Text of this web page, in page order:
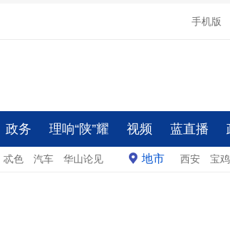
手机版
政务 理响“陕”耀 视频 蓝直播
忒色 汽车 华山论见 地市 西安 宝鸡